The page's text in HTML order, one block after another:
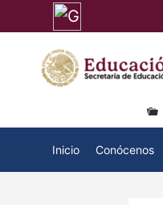
Inicio Conócenos